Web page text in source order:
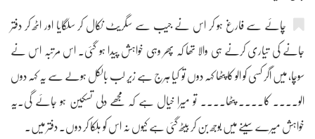
چائے سے فارغ ہو کر اس نے جیب سے سگریٹ نکال کر سلگایا اور اٹھ کر دفتر
جانے کی تیاری کرنے ہی والا تھا کہ پھر وہی خواہش پیدا ہو گئی۔ اس مرتبہ اس نے
سوچا، میں اگر کسی کو الو کا پٹھا کہہ دوں تو کیا ہرج ہے زیر لب بالکل ہولے سے یہ کہہ دوں
الو.... کا.... پٹھا.... تو میرا خیال ہے کہ مجھے دلی تسکین ہو جائے گی۔یہ
خواہش میرے سینے میں بوجھ بن کر بیٹھ گئی ہے کیوں نہ اس کو ہلکا کر دوں۔ دفتر میں۔